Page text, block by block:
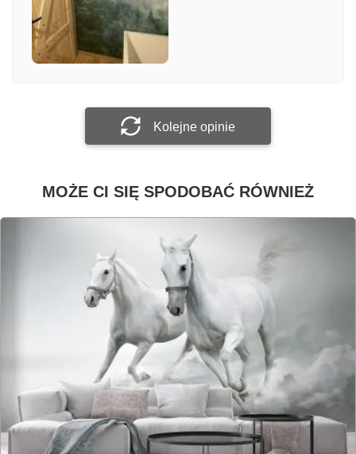
Załącz zdjęcie
Kolejne opinie
MOŻE CI SIĘ SPODOBAĆ RÓWNIEŻ